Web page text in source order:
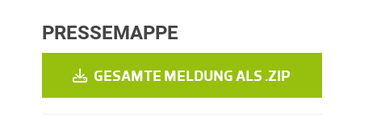
PRESSEMAPPE
GESAMTE MELDUNG ALS .ZIP